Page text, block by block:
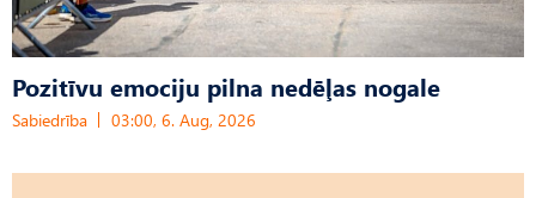
Pozitīvu emociju pilna nedēļas nogale
Sabiedrība 03:00, 6. Aug, 2026